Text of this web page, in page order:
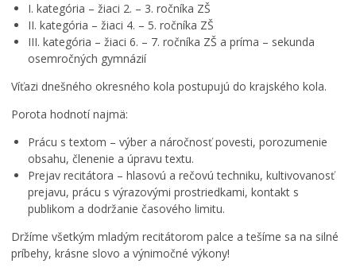
I. kategória – žiaci 2. – 3. ročníka ZŠ
II. kategória – žiaci 4. – 5. ročníka ZŠ
III. kategória – žiaci 6. – 7. ročníka ZŠ a príma – sekunda
osemročných gymnázií
Víťazi dnešného okresného kola postupujú do krajského kola.
Porota hodnotí najmä:
Prácu s textom – výber a náročnosť povesti, porozumenie
obsahu, členenie a úpravu textu.
Prejav recitátora – hlasovú a rečovú techniku, kultivovanosť
prejavu, prácu s výrazovými prostriedkami, kontakt s
publikom a dodržanie časového limitu.
Držíme všetkým mladým recitátorom palce a tešíme sa na silné
príbehy, krásne slovo a výnimočné výkony!
M
n
i
M